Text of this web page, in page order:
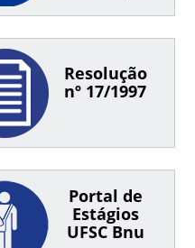
Resolução
nº 17/1997
Portal de
Estágios
UFSC Bnu